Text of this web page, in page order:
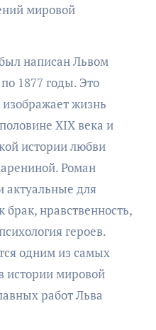
мировой
написан Львом
1877 годы. Это
жизнь
XIX века и
истории любви
Роман
актуальные для
нравственность,
героев.
одним из самых
истории мировой
работ Льва